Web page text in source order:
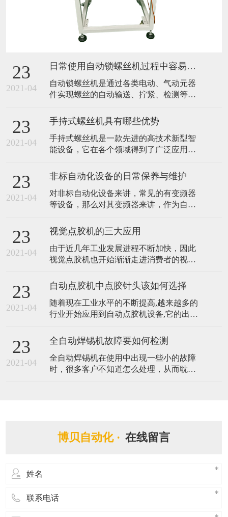
23
2021-04
日常使用自动锁螺丝机过程中容易忽视哪些问题？
​自动锁螺丝机是通过各类电动、气动元器
件实现螺丝的自动输送、拧紧、检测等工
减少人工数量及减少人工误操作带来的不
良因素。是一种典型的非标自动化设备。
由于其属于非标自动化设备，具有可定制
的特性，涉及螺丝紧固的产品都能获得相
平常使用自
23
2021-04
手持式螺丝机具有哪些优势
手持式螺丝机是一款先进的高技术新型智
能设备，它在各个领域得到了广泛应用。
行业和各大电子产品生产中都离不开它。
想必大家一定十分好奇，手持式螺丝机的
优势到底有哪些。 1、多功能长时效 手持
式螺丝机具备完善齐全的功能且长时效工
接，移
23
2021-04
非标自动化设备的日常保养与维护
对非标自动化设备来讲，常见的有变频器
等设备，那么对其变频器来讲，作为自动
保养与维护呢? 首先就保养过程来讲，有些
保养是需要每天进行的，比如对变频器的
环境温度与湿度进行检查，因为其对变频
器会产生比较重要的影响，当环境过高的
坏，或
23
2021-04
视觉点胶机的三大应用
由于近几年工业发展进程不断加快，因此
视觉点胶机也开始渐渐走进消费者的视线
域且备受青睐。主要是因为它拥有超大储
存的硬盘，以及附带视觉检测定位系统而
能够有效辅助程式编辑，实时追踪坐标轨
迹，大大提升编程的效率。那么拥有如此
工智能
23
2021-04
自动点胶机中点胶针头该如何选择
随着现在工业水平的不断提高,越来越多的
行业开始应用到自动点胶机设备,它的出现
品质与效率。点胶针头在自动点胶机中扮
演着很重要的角色,不同的胶水需要配不同
样式的点胶针头,它将直接与间接影响着点
胶机的点胶质量与效果,由此可见其点胶针
23
2021-04
全自动焊锡机故障要如何检测
全自动焊锡机在使用中出现一些小的故障
时，很多客户不知道怎么处理，从而耽误
障要如何检测? 1. 检测全自动焊锡机所有的
博贝自动化 · 在线留言